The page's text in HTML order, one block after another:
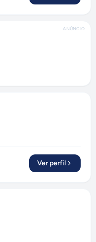
ANÚNCIO
Ver perfil